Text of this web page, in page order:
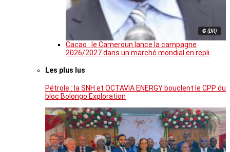
© (DR)
Cacao : le Cameroun lance la campagne
2026/2027 dans un marché mondial en repli
Les plus lus
Pétrole : la SNH et OCTAVIA ENERGY bouclent le CPP du
bloc Bolongo Exploration